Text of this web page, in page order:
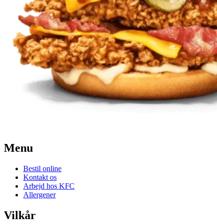
Menu
Bestil online
Kontakt os
Arbejd hos KFC
Allergener
Vilkår